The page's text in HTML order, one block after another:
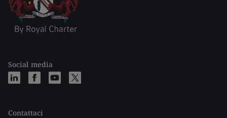
Social media
Contattaci